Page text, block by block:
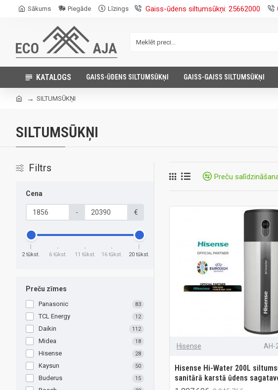
Sākums Piegāde Līzings Gaiss-ūdens siltumsūkņi: 25662000
KATALOGS GAISS-ŪDENS SILTUMSŪKŅI GAISS-GAISS SILTUMSŪKŅI
SILTUMSŪKŅI
SILTUMSŪKŅI
Filtrs
Cena
- €
2 tūkst. 6 tūkst. 11 tūkst. 16 tūkst. 20 tūkst.
Preču zīmes
Panasonic 83
TCL Energy 12
Daikin 112
Midea 18
Hisense 28
Kaysun 50
Buderus 15
Preču
Hisense AH-
Hisense Hi-Water 200L
sanitārā karstā ūdens